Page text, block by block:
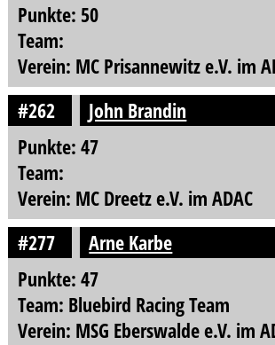
Punkte: 50
Team:
Verein: MC Prisannewitz e.V. im
#262
John Brandin
Punkte: 47
Team:
Verein: MC Dreetz e.V. im ADAC
#277
Arne Karbe
Punkte: 47
Team: Bluebird Racing Team
Verein: MSG Eberswalde e.V. im